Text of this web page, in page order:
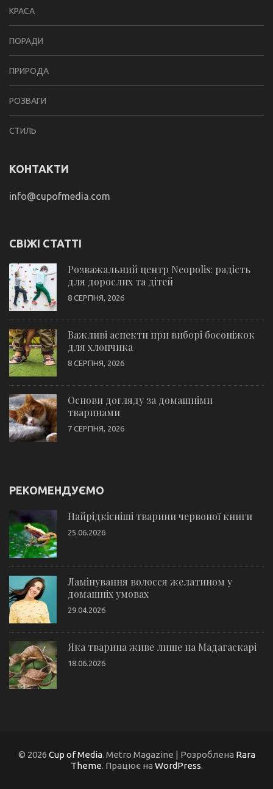
КРАСА
ПОРАДИ
ПРИРОДА
РОЗВАГИ
СТИЛЬ
КОНТАКТИ
info@cupofmedia.com
СВІЖІ СТАТТІ
Розважальний центр Neopolis: радість
для дорослих та дітей
8 СЕРПНЯ, 2026
Важливі аспекти при виборі босоніжок
для хлопчика
8 СЕРПНЯ, 2026
Основи догляду за домашніми
тваринами
7 СЕРПНЯ, 2026
РЕКОМЕНДУЄМО
Найрідкісніші тварини червоної книги
25.06.2026
Ламінування волосся желатином у
домашніх умовах
29.04.2026
Яка тварина живе лише на Мадагаскарі
18.06.2026
© 2026 Cup of Media. Metro Magazine | Розроблена Rara
Theme. Працює на WordPress.